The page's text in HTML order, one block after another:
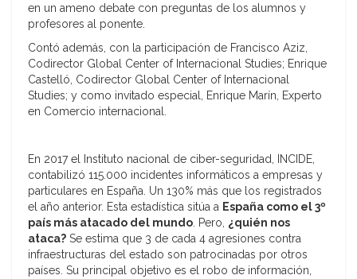
en un ameno debate con preguntas de los alumnos y
profesores al ponente.
Contó además, con la participación de Francisco Aziz,
Codirector Global Center of Internacional Studies; Enrique
Castelló, Codirector Global Center of Internacional
Studies; y como invitado especial, Enrique Marín, Experto
en Comercio internacional.
En 2017 el Instituto nacional de ciber-seguridad, INCIDE,
contabilizó 115.000 incidentes informáticos a empresas y
particulares en España. Un 130% más que los registrados
el año anterior. Esta estadística sitúa a España como el 3º
país más atacado del mundo. Pero, ¿quién nos
ataca? Se estima que 3 de cada 4 agresiones contra
infraestructuras del estado son patrocinadas por otros
países. Su principal objetivo es el robo de información,